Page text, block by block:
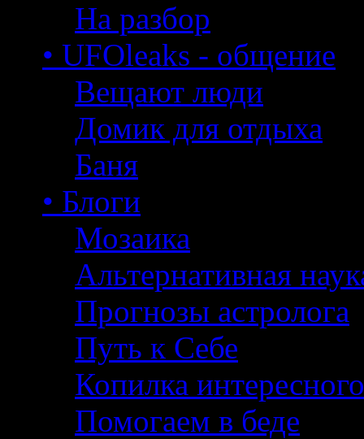
На разбор
• UFOleaks - общение
Вещают люди
Домик для отдыха
Баня
• Блоги
Мозаика
Альтернативная
Прогнозы астролога
Путь к Себе
Копилка интересного
Помогаем в беде